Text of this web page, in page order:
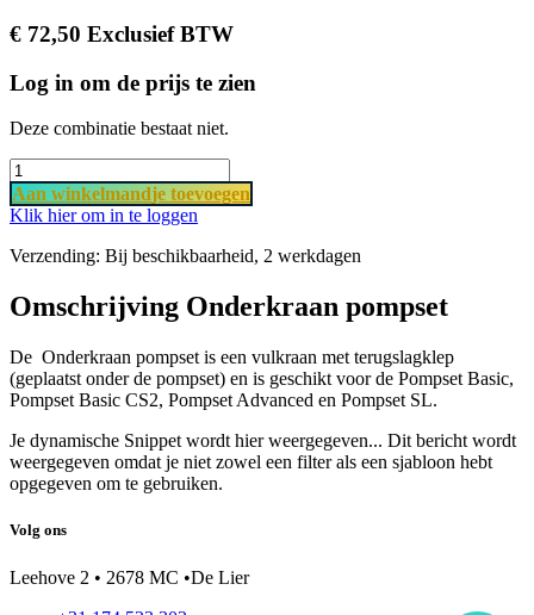
€ 72,50 Exclusief BTW
Log in om de prijs te zien
Deze combinatie bestaat niet.
Aan​ wi​​​​​​​​​​​​nkel​​mandje ​t​o​​evoegen
Klik hier om in te loggen
Verzending: Bij beschikbaarheid, 2 werkdagen
Omschrijving Onderkraan pompset
De Onderkraan pompset is een vulkraan met terugslagklep
(geplaatst onder de pompset) en is geschikt voor de Pompset Basic,
Pompset Basic CS2, Pompset Advanced en Pompset SL.
Je dynamische Snippet wordt hier weergegeven... Dit bericht wordt
weergegeven omdat je niet zowel een filter als een sjabloon hebt
opgegeven om te gebruiken.
Volg ons
Leehove 2 • 2678 MC •De Lier